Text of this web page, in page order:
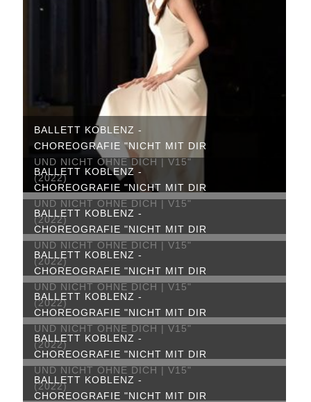
BALLETT KOBLENZ -
CHOREOGRAFIE "NICHT MIT DIR
UND NICHT OHNE DICH | V15"
(2022)
BALLETT KOBLENZ -
CHOREOGRAFIE "NICHT MIT DIR
UND NICHT OHNE DICH | V15"
(2022)
BALLETT KOBLENZ -
CHOREOGRAFIE "NICHT MIT DIR
UND NICHT OHNE DICH | V15"
(2022)
BALLETT KOBLENZ -
CHOREOGRAFIE "NICHT MIT DIR
UND NICHT OHNE DICH | V15"
(2022)
BALLETT KOBLENZ -
CHOREOGRAFIE "NICHT MIT DIR
UND NICHT OHNE DICH | V15"
(2022)
BALLETT KOBLENZ -
CHOREOGRAFIE "NICHT MIT DIR
UND NICHT OHNE DICH | V15"
(2022)
BALLETT KOBLENZ -
CHOREOGRAFIE "NICHT MIT DIR